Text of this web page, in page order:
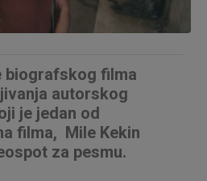
biografskog filma
autorskog
je jedan od
filma, Mile Kekin
za pesmu.